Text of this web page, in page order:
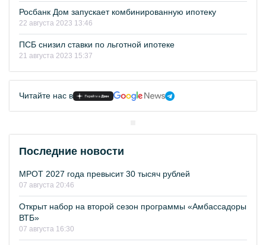
Росбанк Дом запускает комбинированную ипотеку
22 августа 2023 13:46
ПСБ снизил ставки по льготной ипотеке
21 августа 2023 15:37
Читайте нас в
Последние новости
МРОТ 2027 года превысит 30 тысяч рублей
07 августа 20:46
Открыт набор на второй сезон программы «Амбассадоры
ВТБ»
07 августа 16:30